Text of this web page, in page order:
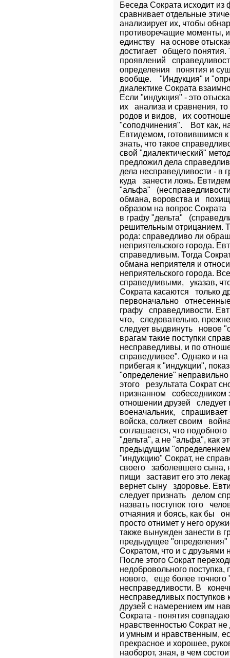
Беседа Сократа исходит
сравнивает отдельные
анализирует их, чтобы
противоречащие моменты,
единству   на основе
достигает   общего
проявлений
определения   понятия и
вообще.    "Индукция" и
диалектике Сократа
Если "индукция" - это
их   анализа и сравнения,
родов и видов,   их
"соподчинения".    Вот как,
Евтидемом, готовившимся к
знать, что такое
свой "диалектический"
предложил дела
дела несправедливости - в
куда   занести ложь.
"альфа"
обмана, воровства и
образом на вопрос Сократа
в графу "дельта"
решительным отрицанием.
рода: справедливо ли
неприятельского города.
справедливым. Тогда
обмана неприятеля и
неприятельского города.
справедливыми,   указав,
Сократа касаются   только
первоначально
графу   справедливости.
что,   следовательно,
следует выдвинуть
врагам такие поступки
несправедливы, и по
справедливее". Однако и на
прибегая к "индукции",
"определение"
этого   результата Сократ
признанном
отношении друзей
военачальник,
войска, солжет своим
соглашается, что подобного
"дельта", а не "альфа", как
предыдущим
"индукцию" Сократ, не
своего   заболевшего
пищи   заставит его это
вернет сыну   здоровье.
следует признать   делом
назвать поступок того
отчаяния и боясь, как бы
просто отнимет у него
также вынужден занести в
предыдущее "определения"
Сократом, что и с друзьями
После этого Сократ
недобровольного
нового,   еще более
несправедливости. В
несправедливых поступков
друзей с намерением им
Сократа - понятия
нравственностью Сократ не
и умным и нравственным,
прекрасное и хорошее,
наоборот, зная, в чем